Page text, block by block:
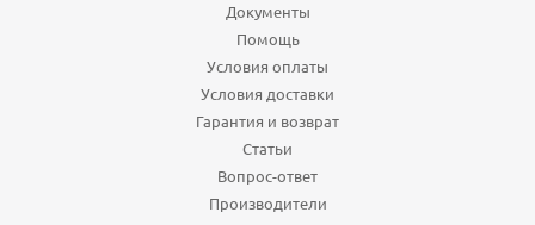
Документы
Помощь
Условия оплаты
Условия доставки
Гарантия и возврат
Статьи
Вопрос-ответ
Производители